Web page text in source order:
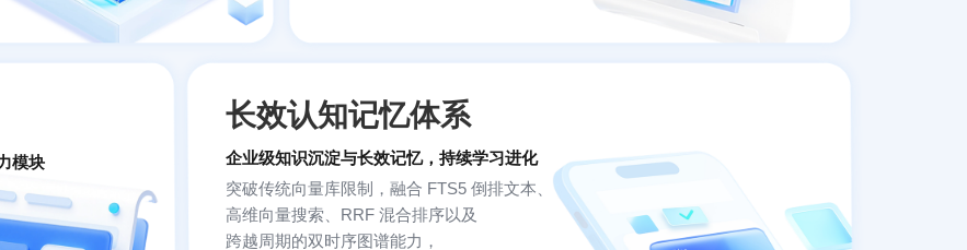
模块
长效认知记忆体系
企业级知识沉淀与长效记忆，持续学习进化
突破传统向量库限制，融合 FTS5 倒排文本、
高维向量搜索、RRF 混合排序以及
跨越周期的双时序图谱能力，